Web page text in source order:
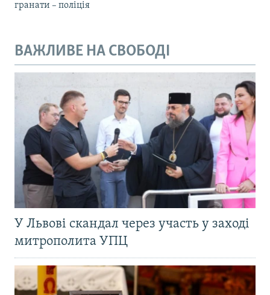
гранати – поліція
ВАЖЛИВЕ НА СВОБОДІ
У Львові скандал через участь у заході
митрополита УПЦ